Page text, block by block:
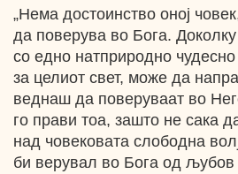
„Нема достоинство оној
да поверува во Бога.
со едно натприродно
за целиот свет, може да
веднаш да поверуваат во
го прави тоа, зашто не сака
над човековата слободна
би верувал во Бога од љубов